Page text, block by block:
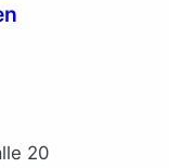
20